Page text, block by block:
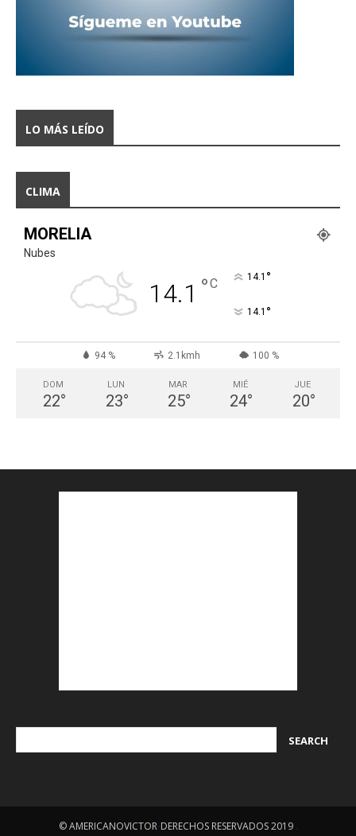
LO MÁS LEÍDO
CLIMA
MORELIA
Nubes
14.1 °C 14.1 °
14.1 °
94 % 2.1kmh 100 %
DOM
22°
LUN
23°
MAR
25°
MIÉ
24°
JUE
20°
© AMERICANOVICTOR-DERECHOS RESERVADOS 2019 .